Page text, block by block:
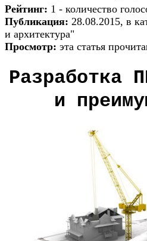
Рейтинг: 1 - количество
Публикация: 28.08.2015, в
и архитектура"
Просмотр: эта статья
Разработка
и